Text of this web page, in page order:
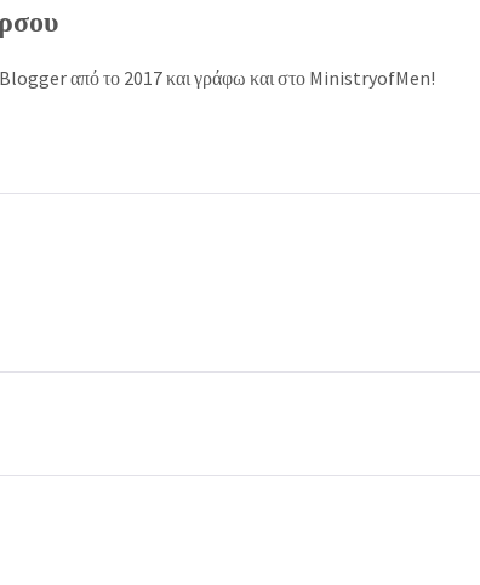
από το 2017 και γράφω και στο MinistryofMen!